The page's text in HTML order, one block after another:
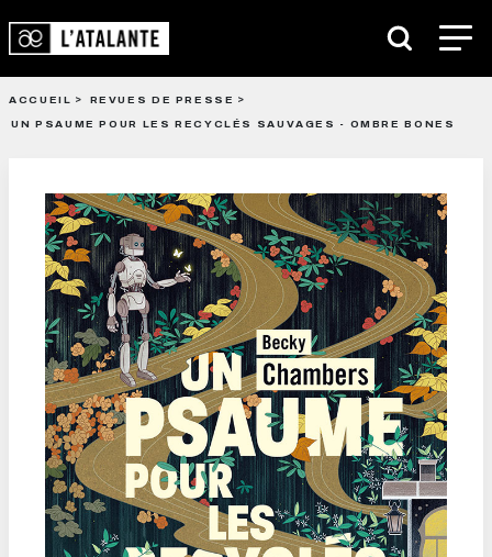
ACCUEIL
REVUES DE PRESSE
UN PSAUME POUR LES RECYCLÉS SAUVAGES - OMBRE BONES